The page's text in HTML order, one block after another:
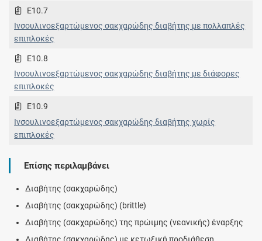
E10.7
Ινσουλινοεξαρτώμενος σακχαρώδης διαβήτης με πολλαπλές
επιπλοκές
E10.8
Ινσουλινοεξαρτώμενος σακχαρώδης διαβήτης με διάφορες
επιπλοκές
E10.9
Ινσουλινοεξαρτώμενος σακχαρώδης διαβήτης χωρίς
επιπλοκές
Επίσης περιλαμβάνει
Διαβήτης (σακχαρώδης)
Διαβήτης (σακχαρώδης) (brittle)
Διαβήτης (σακχαρώδης) της πρώιμης (νεανικής) έναρξης